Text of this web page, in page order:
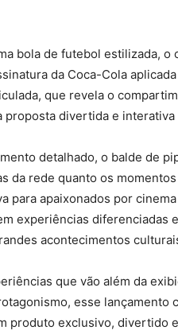
bola de futebol estilizada, o
da Coca-Cola
que revela o
divertida e
detalhado, o balde de
da rede quanto os
para apaixonados por
experiências diferenciadas
acontecimentos
que vão além da
esse lançamento
produto exclusivo, divertido